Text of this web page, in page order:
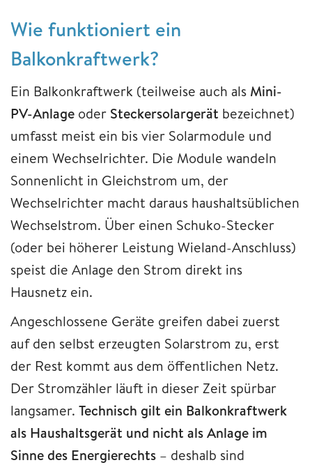
Wie funktioniert ein
Balkonkraftwerk?
Ein Balkonkraftwerk (teilweise auch als Mini-
PV-Anlage oder Steckersolargerät bezeichnet)
umfasst meist ein bis vier Solarmodule und
einem Wechselrichter. Die Module wandeln
Sonnenlicht in Gleichstrom um, der
Wechselrichter macht daraus haushaltsüblichen
Wechselstrom. Über einen Schuko-Stecker
(oder bei höherer Leistung Wieland-Anschluss)
speist die Anlage den Strom direkt ins
Hausnetz ein.
Angeschlossene Geräte greifen dabei zuerst
auf den selbst erzeugten Solarstrom zu, erst
der Rest kommt aus dem öffentlichen Netz.
Der Stromzähler läuft in dieser Zeit spürbar
langsamer. Technisch gilt ein Balkonkraftwerk
als Haushaltsgerät und nicht als Anlage im
Sinne des Energierechts – deshalb sind